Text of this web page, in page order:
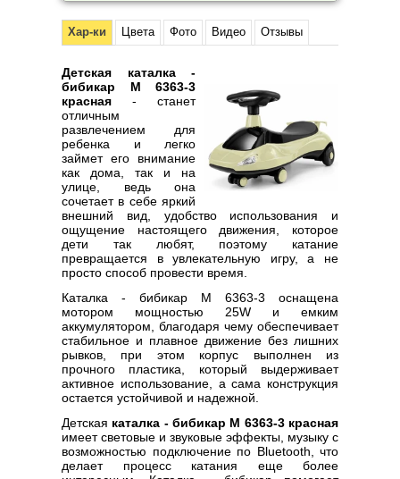
Хар-ки Цвета Фото Видео Отзывы
Детская каталка -
бибикар M 6363-3
красная - станет
отличным
развлечением для
ребенка и легко
займет его внимание
как дома, так и на
улице, ведь она
сочетает в себе яркий
внешний вид, удобство использования и
ощущение настоящего движения, которое
дети так любят, поэтому катание
превращается в увлекательную игру, а не
просто способ провести время.
Каталка - бибикар M 6363-3 оснащена
мотором мощностью 25W и емким
аккумулятором, благодаря чему обеспечивает
стабильное и плавное движение без лишних
рывков, при этом корпус выполнен из
прочного пластика, который выдерживает
активное использование, а сама конструкция
остается устойчивой и надежной.
Детская каталка - бибикар M 6363-3 красная
имеет световые и звуковые эффекты, музыку с
возможностью подключение по Bluetooth, что
делает процесс катания еще более